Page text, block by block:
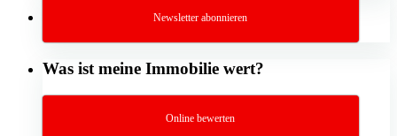
Newsletter abonnieren
Was ist meine Immobilie wert?
Online bewerten